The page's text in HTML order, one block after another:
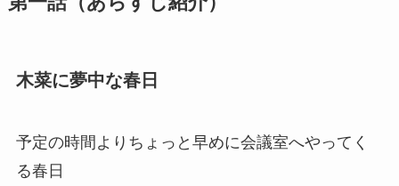
木菜に夢中な春日
予定の時間よりちょっと早めに会議室へやってく
る春日